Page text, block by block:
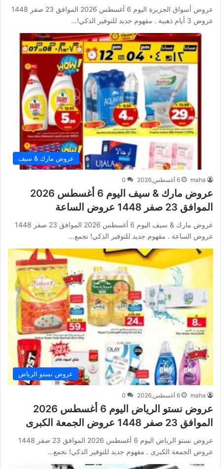
عروض أسواق الجزيرة اليوم 6 أغسطس 2026 الموافق 23 صفر 1448
عروض 3 أيام ذهبية . مفهوم جديد للتوفير الذكي!…
عروض مارك & سيف
maha 6 أغسطس,2026 0
عروض مارك & سيف اليوم 6 أغسطس 2026
الموافق 23 صفر 1448 عروض الساعة
عروض مارك & سيف اليوم 6 أغسطس 2026 الموافق 23 صفر 1448
عروض الساعة . مفهوم جديد للتوفير الذكي! نجمع…
عروض نستو الرياض
maha 6 أغسطس,2026 0
عروض نستو الرياض اليوم 6 أغسطس 2026
الموافق 23 صفر 1448 عروض الجمعة الكبرى
عروض نستو الرياض اليوم 6 أغسطس 2026 الموافق 23 صفر 1448
عروض الجمعة الكبرى . مفهوم جديد للتوفير الذكي! نجمع…